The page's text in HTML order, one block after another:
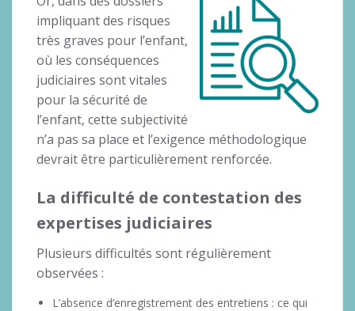
impliquant des risques
très graves pour l’enfant,
où les conséquences
judiciaires sont vitales
pour la sécurité de
l’enfant, cette subjectivité
n’a pas sa place et l’exigence méthodologique
devrait être particulièrement renforcée.
La difficulté de contestation des
expertises judiciaires
Plusieurs difficultés sont régulièrement
observées :
L’absence d’enregistrement des entretiens : ce qui